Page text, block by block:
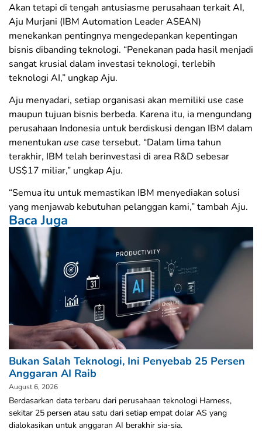
Akan tetapi di tengah antusiasme perusahaan terkait AI,
Aju Murjani (IBM Automation Leader ASEAN)
menekankan pentingnya mengedepankan kepentingan
bisnis dibanding teknologi. “Penekanan pada hasil menjadi
sangat krusial dalam investasi teknologi, terlebih
teknologi AI,” ungkap Aju.
Aju menyadari, setiap organisasi akan memiliki use case
maupun tujuan bisnis berbeda. Karena itu, ia mengundang
perusahaan Indonesia untuk berdiskusi dengan IBM dalam
menentukan use case tersebut. “Dalam lima tahun
terakhir, IBM telah berinvestasi di area R&D sebesar
US$17 miliar,” ungkap Aju.
“Semua itu untuk memastikan IBM menyediakan solusi
yang menjawab kebutuhan pelanggan kami,” tambah Aju.
Baca Juga
Bukan Salah Teknologi, Ini Penyebab 25 Persen
Anggaran AI Raib
August 6, 2026
Berdasarkan data terbaru dari perusahaan teknologi Harness,
sekitar 25 persen atau satu dari setiap empat dolar AS yang
dialokasikan untuk anggaran AI berakhir sia-sia.